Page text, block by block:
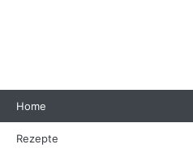
Home
Rezepte